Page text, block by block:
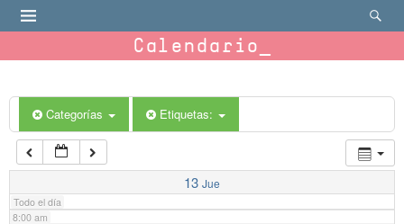
Calendario
Categorías Etiquetas:
13 Jue
Todo el día
6:00 am
7:00 am
8:00 am